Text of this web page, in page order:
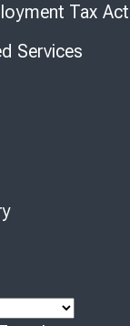
Tax Act
Services